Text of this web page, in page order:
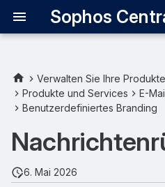
Sophos
Verwalten Sie Ihre Produkte
Produkte und Services
E-
Benutzerdefiniertes Branding
6. Mai 2026